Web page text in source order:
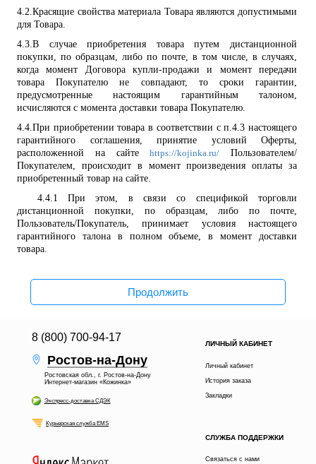
4.2. Красящие свойства материала Товара являются допустимыми
для Товара.
4.3 В случае приобретения товара путем дистанционной
покупки, по образцам, либо по почте, в том числе, в случаях,
когда момент Договора купли-продажи и момент передачи
товара Покупателю не совпадают, то сроки гарантии,
предусмотренные настоящим гарантийным талоном,
исчисляются с момента доставки товара Покупателю.
4.4. При приобретении товара в соответствии с п.4.3 настоящего
гарантийного соглашения, принятие условий Оферты,
расположенной на сайтеhttps://kojinka.ru/ Пользователем/
Покупателем, происходит в момент произведения оплаты за
приобретенный товар на сайте.
4.4.1При этом, в связи со спецификойторговли
дистанционной покупки, по образцам, либо по почте,
Пользователь/Покупатель, принимает условия настоящего
гарантийного талона в полном объеме, в момент доставки
товара.
Продолжить
8 (800) 700-94-17
Ростов-на-Дону
Ростовская обл., г. Ростов-на-Дону
Интернет-магазин «Кожинка»
Экспресс-доставка СДЭК
Курьерская служба EMS
ЛИЧНЫЙ КАБИНЕТ
Личный кабинет
История заказа
Закладки
СЛУЖБА ПОДДЕРЖКИ
Связаться с нами